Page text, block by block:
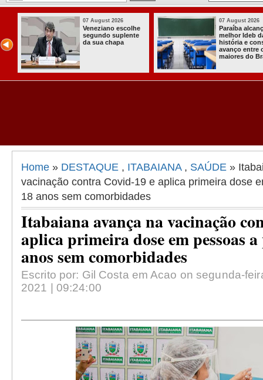
07 August 2026
Paraíba alcança o
melhor Ideb da
história e consolida
avanço entre os
maiores do Brasil
07 August 2026
Homem é preso
com armas,
munições e
radiocomunicadore
s no Conde
Home » DESTAQUE , ITABAIANA, SAÚDE »
vacinação contra Covid-19 e aplica primeira dose
18 anos sem comorbidades
Itabaiana avança na vacinação
aplica primeira dose em pessoas
anos sem comorbidades
Escrito por: Gil Costa em Acao on segunda-
2021 | 09:24:00